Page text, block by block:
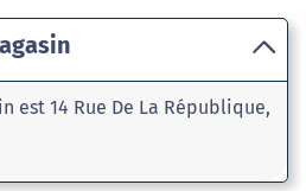
est 14 Rue De La République,